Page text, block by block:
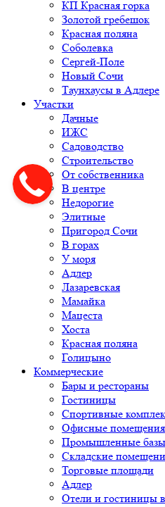
КП Красная горка
Золотой гребешок
Красная поляна
Соболевка
Сергей-Поле
Новый Сочи
Таунхаусы в Адлере
Участки
Дачные
ИЖС
Садоводство
Строительство
От собственника
В центре
Недорогие
Элитные
Пригород Сочи
В горах
У моря
Адлер
Лазаревская
Мамайка
Мацеста
Хоста
Красная поляна
Голицыно
Коммерческие
Бары и рестораны
Гостиницы
Спортивные
Офисные помещения
Промышленные базы
Складские
Торговые площади
Адлер
Отели и гостиницы